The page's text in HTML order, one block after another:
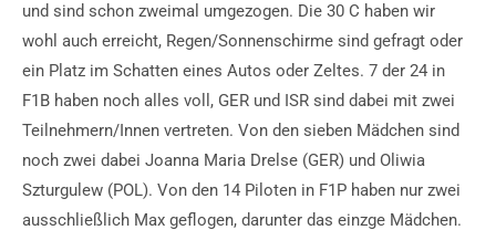
und sind schon zweimal umgezogen. Die 30 C haben wir
wohl auch erreicht, Regen/Sonnenschirme sind gefragt oder
ein Platz im Schatten eines Autos oder Zeltes. 7 der 24 in
F1B haben noch alles voll, GER und ISR sind dabei mit zwei
Teilnehmern/Innen vertreten. Von den sieben Mädchen sind
noch zwei dabei Joanna Maria Drelse (GER) und Oliwia
Szturgulew (POL). Von den 14 Piloten in F1P haben nur zwei
ausschließlich Max geflogen, darunter das einzge Mädchen.